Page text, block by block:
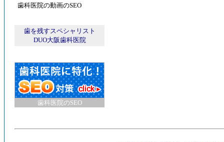
歯科医院の動画のSEO
歯を残すスペシャリスト
DUO大阪歯科医院
歯科医院のSEO